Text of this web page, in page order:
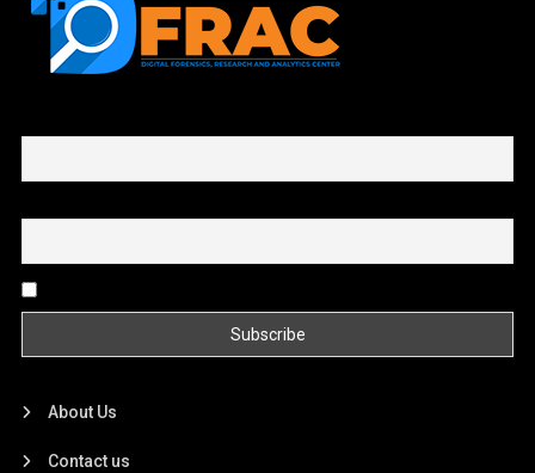
About Us
Contact us